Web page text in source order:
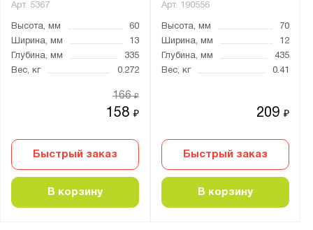
Арт. 5367
Высота, мм
60
Ширина, мм
13
Глубина, мм
335
Вес, кг
0.272
158₽
166₽
Быстрый заказ
В корзину
Арт. 190556
Высота, мм
70
Ширина, мм
12
Глубина, мм
435
Вес, кг
0.41
209₽
Быстрый заказ
В корзину